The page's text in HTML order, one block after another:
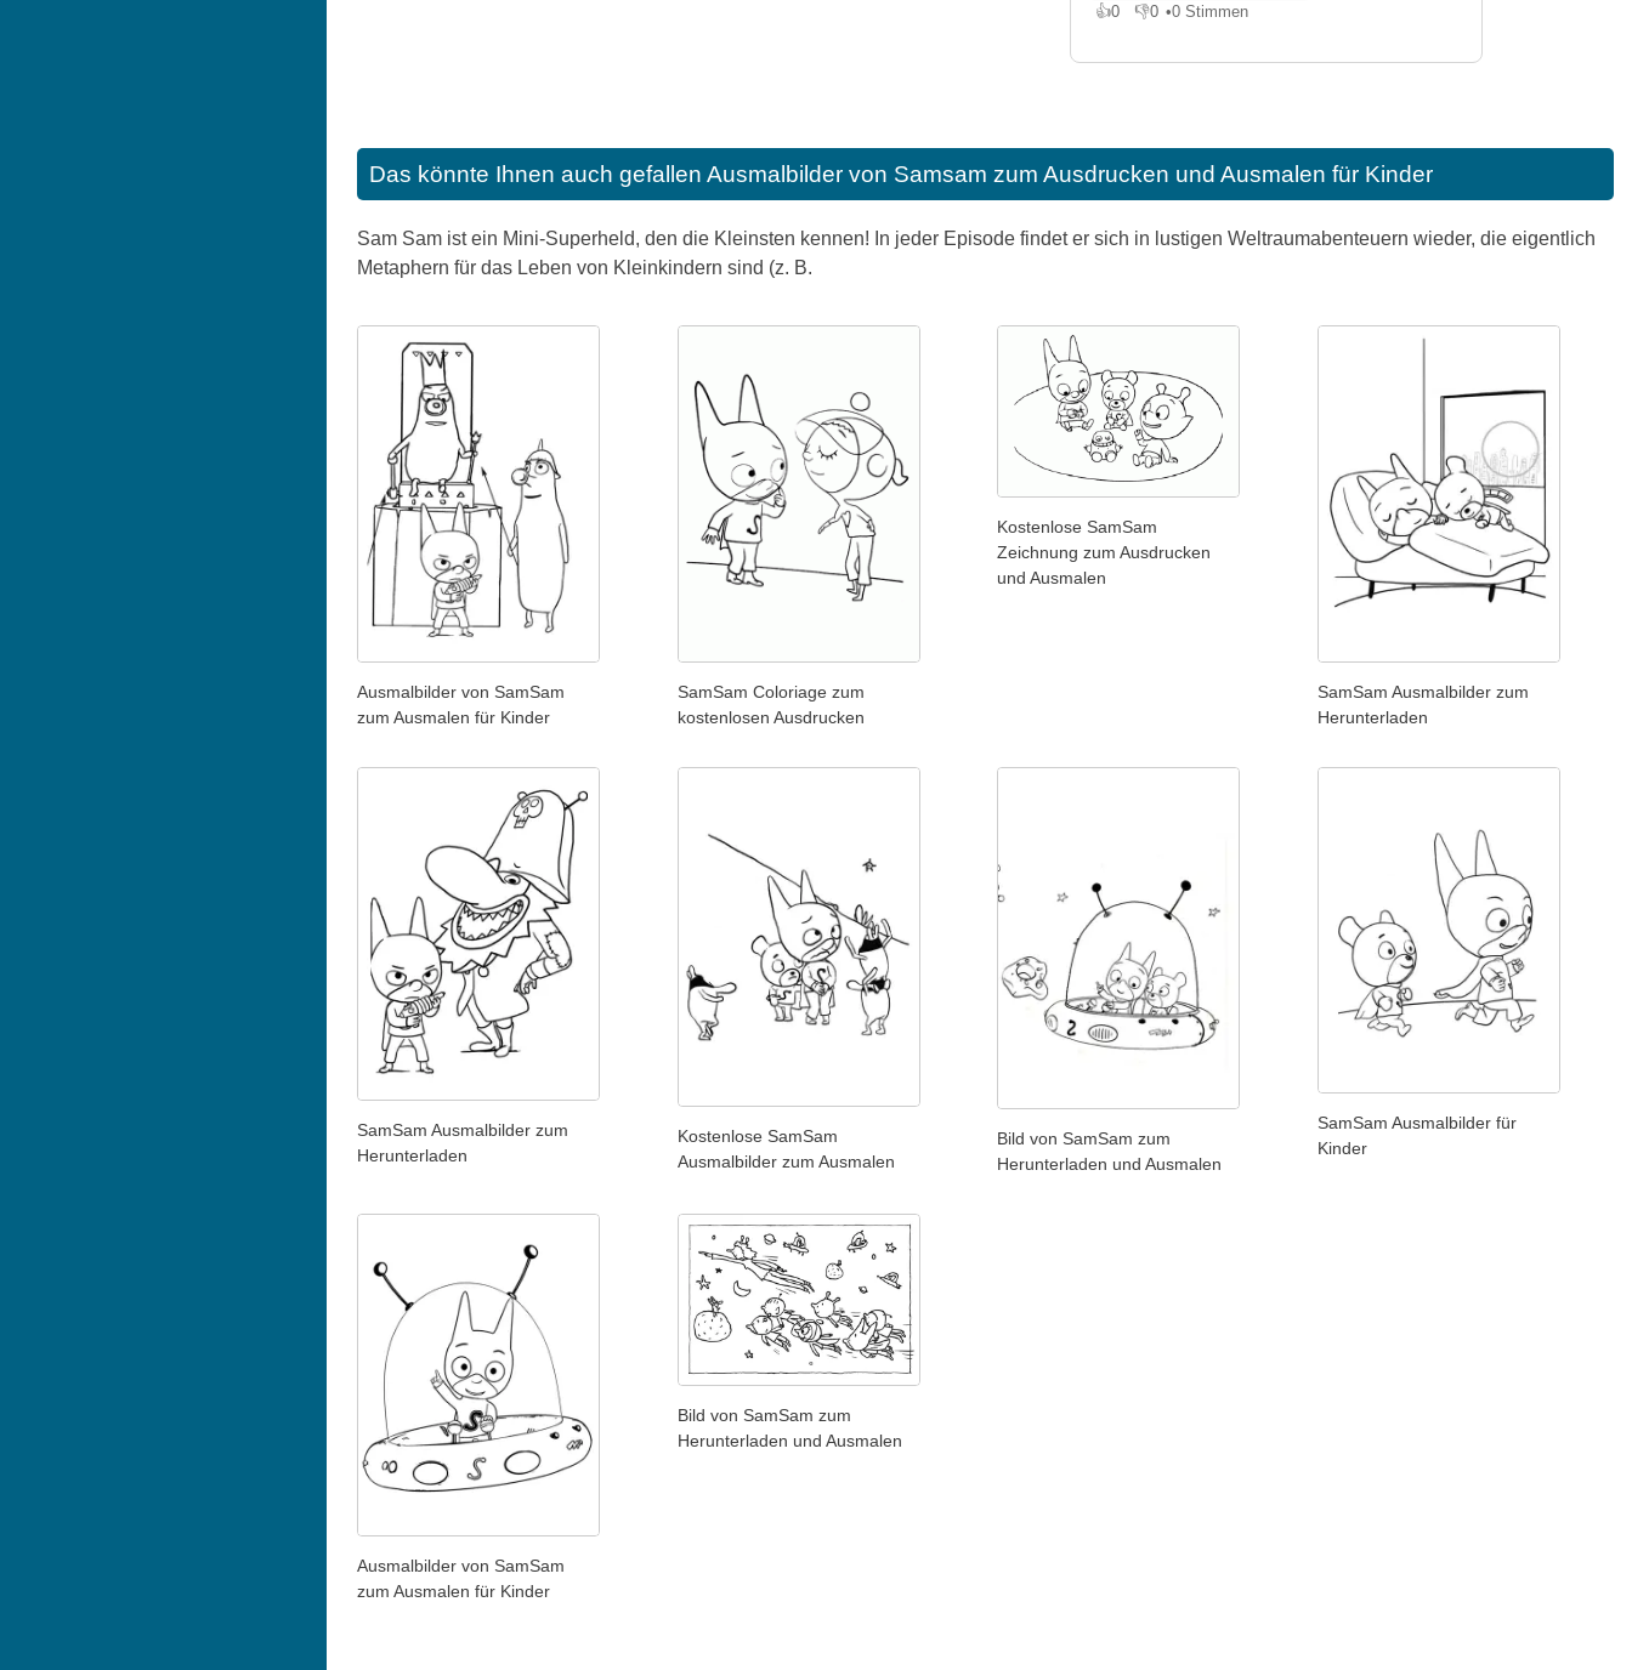
👍0
Gefällt mir
👎0
Gefällt mir nicht
•0 Stimmen
Das könnte Ihnen auch gefallen Ausmalbilder von Samsam zum Ausdrucken und Ausmalen für Kinder
Sam Sam ist ein Mini-Superheld, den die Kleinsten kennen! In jeder Episode findet er sich in lustigen Weltraumabenteuern wieder, die eigentlich
Metaphern für das Leben von Kleinkindern sind (z. B.
Ausmalbilder von SamSam
zum Ausmalen für Kinder
SamSam Coloriage zum
kostenlosen Ausdrucken
Kostenlose SamSam
Zeichnung zum Ausdrucken
und Ausmalen
SamSam Ausmalbilder zum
Herunterladen
SamSam Ausmalbilder zum
Herunterladen
Kostenlose SamSam
Ausmalbilder zum Ausmalen
Bild von SamSam zum
Herunterladen und Ausmalen
SamSam Ausmalbilder für
Kinder
Ausmalbilder von SamSam
zum Ausmalen für Kinder
Bild von SamSam zum
Herunterladen und Ausmalen